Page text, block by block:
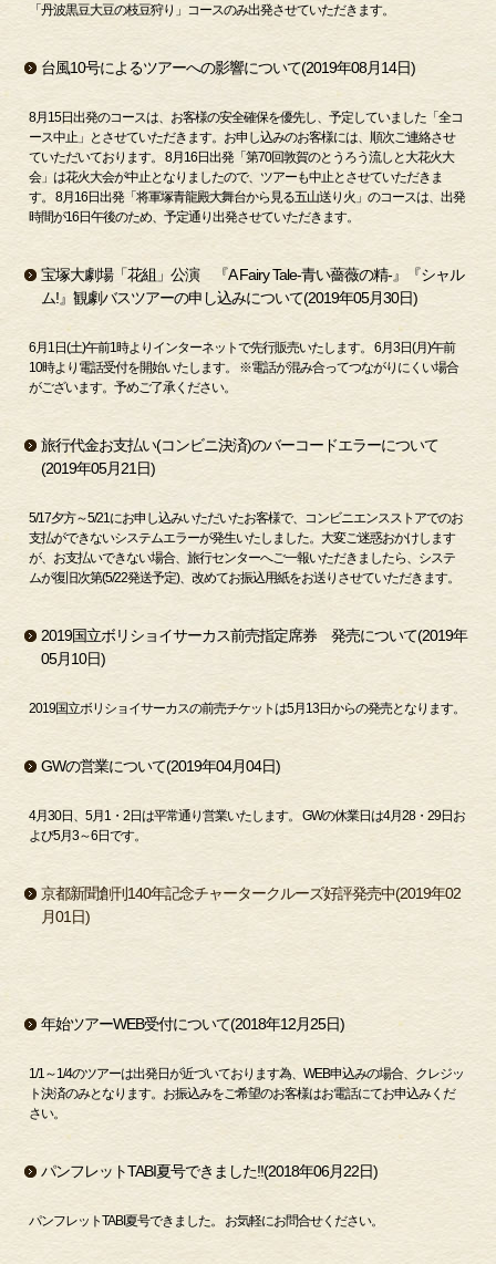
「丹波黒豆大豆の枝豆狩り」コースのみ出発させていただきます。
台風10号によるツアーへの影響について(2019年08月14日)
8月15日出発のコースは、お客様の安全確保を優先し、予定していました「全コ
ース中止」とさせていただきます。お申し込みのお客様には、順次ご連絡させ
ていただいております。 8月16日出発「第70回敦賀のとうろう流しと大花火大
会」は花火大会が中止となりましたので、ツアーも中止とさせていただきま
す。 8月16日出発「将軍塚青龍殿大舞台から見る五山送り火」のコースは、出発
時間が16日午後のため、予定通り出発させていただきます。
宝塚大劇場「花組」公演 『A Fairy Tale-青い薔薇の精-』『シャル
ム!』観劇バスツアーの申し込みについて(2019年05月30日)
6月1日(土)午前1時よりインターネットで先行販売いたします。 6月3日(月)午前
10時より電話受付を開始いたします。 ※電話が混み合ってつながりにくい場合
がございます。予めご了承ください。
旅行代金お支払い(コンビニ決済)のバーコードエラーについて
(2019年05月21日)
5/17夕方～5/21にお申し込みいただいたお客様で、コンビニエンスストアでのお
支払ができないシステムエラーが発生いたしました。大変ご迷惑おかけします
が、お支払いできない場合、旅行センターへご一報いただきましたら、システ
ムが復旧次第(5/22発送予定)、改めてお振込用紙をお送りさせていただきます。
2019国立ボリショイサーカス前売指定席券 発売について(2019年
05月10日)
2019国立ボリショイサーカスの前売チケットは5月13日からの発売となります。
GWの営業について(2019年04月04日)
4月30日、5月1・2日は平常通り営業いたします。 GWの休業日は4月28・29日お
よび5月3～6日です。
京都新聞創刊140年記念チャータークルーズ好評発売中(2019年02
月01日)
年始ツアーWEB受付について(2018年12月25日)
1/1～1/4のツアーは出発日が近づいております為、WEB申込みの場合、クレジッ
ト決済のみとなります。お振込みをご希望のお客様はお電話にてお申込みくだ
さい。
パンフレットTABI夏号できました!!(2018年06月22日)
パンフレットTABI夏号できました。 お気軽にお問合せください。